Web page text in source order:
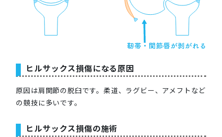
ヒルサックス損傷になる原因
原因は肩関節の脱臼です。柔道、ラグビー、アメフトなど
の競技に多いです。
ヒルサックス損傷の施術